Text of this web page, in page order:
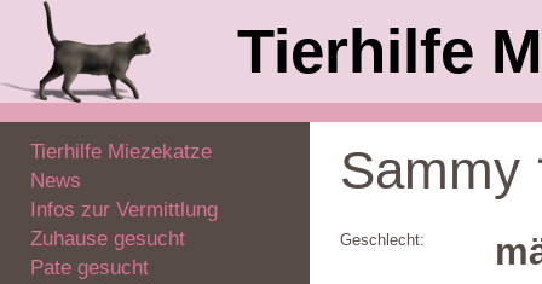
Tierhilfe
Tierhilfe Miezekatze
News
Infos zur Vermittlung
Zuhause gesucht
Pate gesucht
Sammy
Geschlecht: